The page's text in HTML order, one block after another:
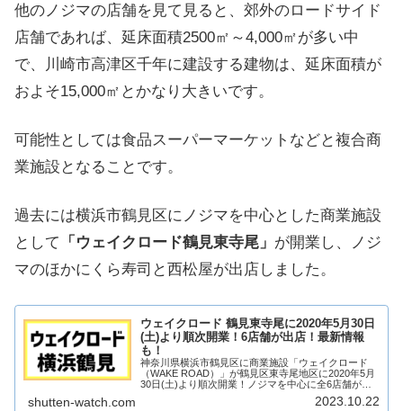
他のノジマの店舗を見て見ると、郊外のロードサイド
店舗であれば、延床面積2500㎡～4,000㎡が多い中
で、川崎市高津区千年に建設する建物は、延床面積が
およそ15,000㎡とかなり大きいです。
可能性としては食品スーパーマーケットなどと複合商
業施設となることです。
過去には横浜市鶴見区にノジマを中心とした商業施設
として
「ウェイクロード鶴見東寺尾」 が開業し、ノジ
マのほかにくら寿司と西松屋が出店しました。
ウェイクロード 鶴見東寺尾に2020年5月30日
(土)より順次開業！6店舗が出店！最新情報
も！
神奈川県横浜市鶴見区に商業施設「ウェイクロード
（WAKE ROAD）」が鶴見区東寺尾地区に2020年5月
30日(土)より順次開業！ノジマを中心に全6店舗が出
店！そんな東寺尾ウェイクロードがどのような商業施
shutten-watch.com 2023.10.22